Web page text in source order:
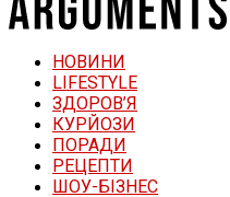
НОВИНИ
LIFESTYLE
ЗДОРОВ’Я
КУРЙОЗИ
ПОРАДИ
РЕЦЕПТИ
ШОУ-БІЗНЕС